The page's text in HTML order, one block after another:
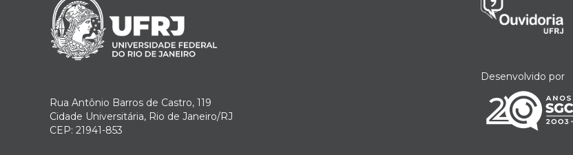
Rua Antônio Barros de Castro, 119
Cidade Universitária, Rio de Janeiro/RJ
CEP: 21941-853
Desenvolvido por